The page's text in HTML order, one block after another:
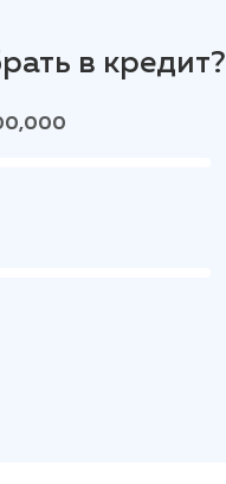
в кредит?